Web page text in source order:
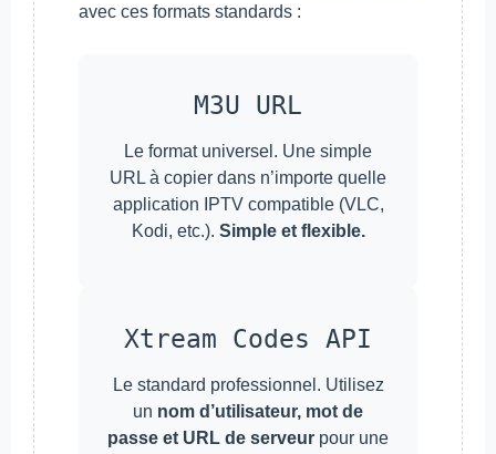
avec ces formats standards :
M3U URL
Le format universel. Une simple
URL à copier dans n’importe quelle
application IPTV compatible (VLC,
Kodi, etc.). Simple et flexible.
Xtream Codes API
Le standard professionnel. Utilisez
un nom d’utilisateur, mot de
passe et URL de serveur pour une